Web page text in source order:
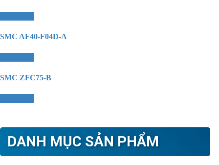
SMC AF40-F04D-A
SMC ZFC75-B
DANH MỤC SẢN PHẨM